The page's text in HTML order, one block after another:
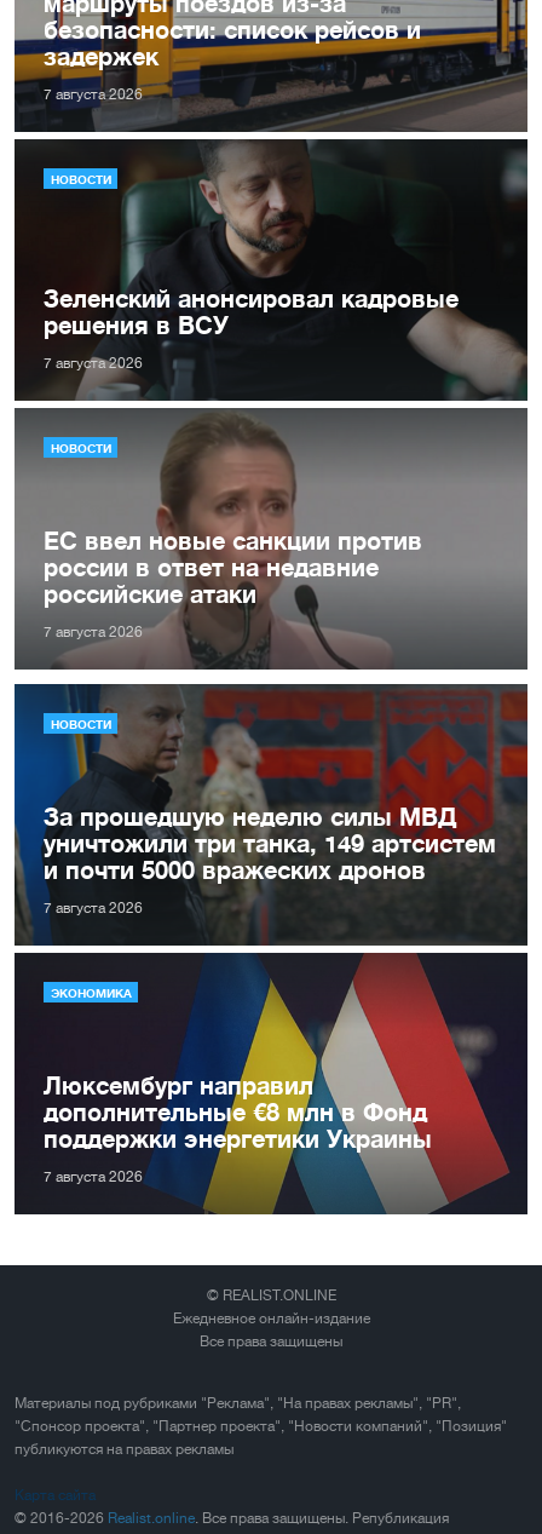
безопасности: список рейсов и
задержек
7 августа 2026
НОВОСТИ
Зеленский анонсировал кадровые
решения в ВСУ
7 августа 2026
НОВОСТИ
ЕС ввел новые санкции против
россии в ответ на недавние
российские атаки
7 августа 2026
НОВОСТИ
За прошедшую неделю силы МВД
уничтожили три танка, 149 артсистем
и почти 5000 вражеских дронов
7 августа 2026
ЭКОНОМИКА
Люксембург направил
дополнительные €8 млн в Фонд
поддержки энергетики Украины
7 августа 2026
© REALIST.ONLINE
Ежедневное онлайн-издание
Все права защищены
Материалы под рубриками "Реклама", "На правах рекламы", "PR",
"Спонсор проекта", "Партнер проекта", "Новости компаний", "Позиция"
публикуются на правах рекламы
Карта сайта
© 2016-2026 Realist.online. Все права защищены. Републикация